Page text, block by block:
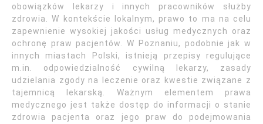
obowiązków lekarzy i innych pracowników służby
zdrowia. W kontekście lokalnym, prawo to ma na celu
zapewnienie wysokiej jakości usług medycznych oraz
ochronę praw pacjentów. W Poznaniu, podobnie jak w
innych miastach Polski, istnieją przepisy regulujące
m.in. odpowiedzialność cywilną lekarzy, zasady
udzielania zgody na leczenie oraz kwestie związane z
tajemnicą lekarską. Ważnym elementem prawa
medycznego jest także dostęp do informacji o stanie
zdrowia pacjenta oraz jego praw do podejmowania